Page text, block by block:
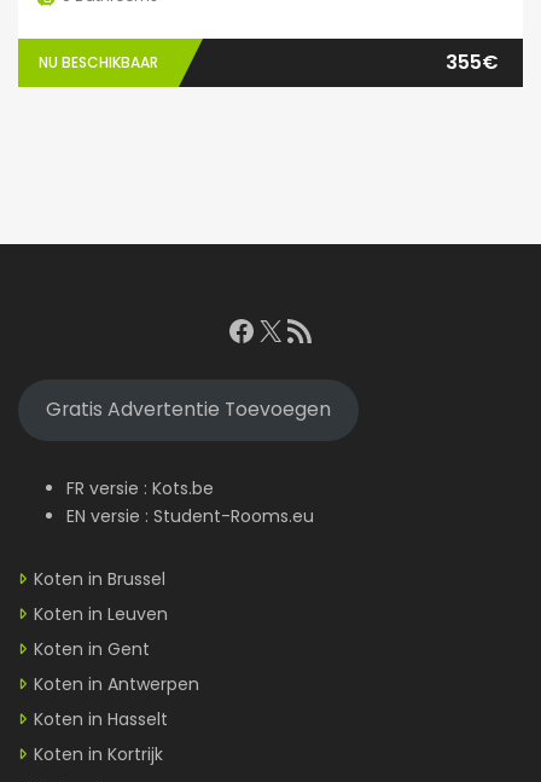
NU BESCHIKBAAR 355€
Facebook
X RSS feed
Gratis Advertentie Toevoegen
FR versie : Kots.be
EN versie : Student-Rooms.eu
Koten in Brussel
Koten in Leuven
Koten in Gent
Koten in Antwerpen
Koten in Hasselt
Koten in Kortrijk